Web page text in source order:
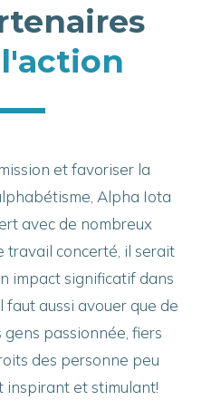
et favoriser la
Alpha Iota
avec de nombreux
travail concerté, il serait
impact significatif dans
faut aussi avouer que de
passionnée, fiers
des personne peu
inspirant et stimulant!